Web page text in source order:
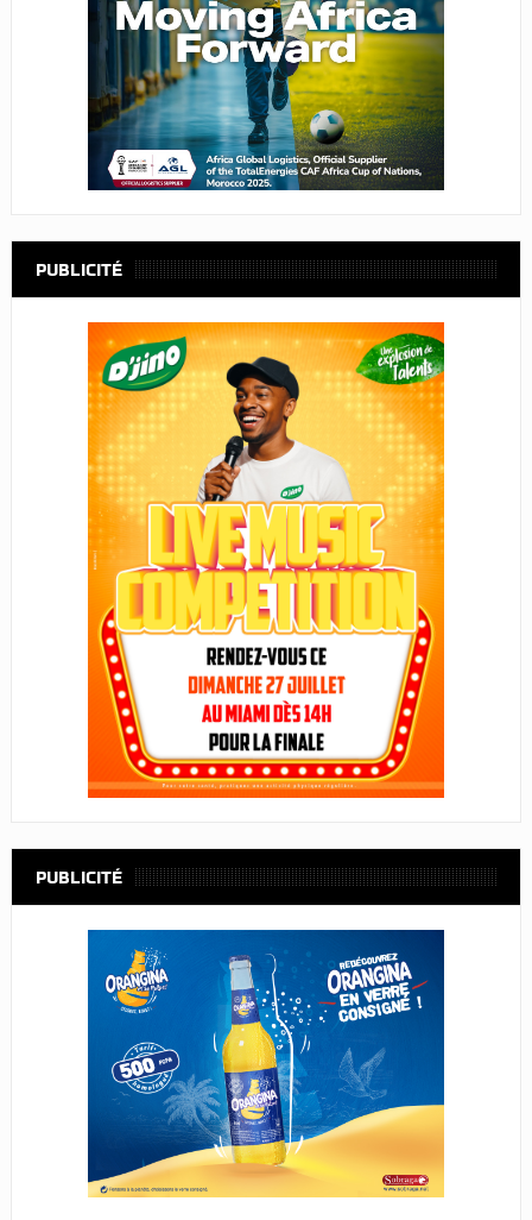
PUBLICITÉ
PUBLICITÉ